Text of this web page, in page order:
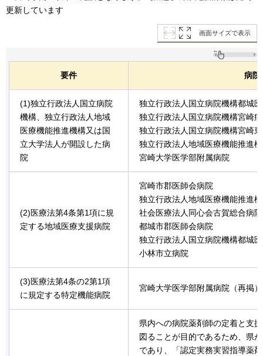
更新しています
画面サイズで表示
要件 病院
(1)独立行政法人国立病院
機構、独立行政法人地域
医療機能推進機構又は国
立大学法人が開設した病
院
独立行政法人国立病院機構都城
独立行政法人国立病院機構宮崎
独立行政法人国立病院機構宮崎
独立行政法人地域医療機能推進
宮崎大学医学部附属病院
(2)医療法第4条第1項に規
定する地域医療支援病院
宮崎市郡医師会病院
独立行政法人地域医療機能推進
社会医療法人同心会古賀総合病院
都城市郡医師会病院
独立行政法人国立病院機構都城
小林市立病院
(3)医療法第4条の2第1項
に規定する特定機能病院
宮崎大学医学部附属病院（再掲）
県内への病院薬剤師の定着と支
図ることが目的であるため、県
であり、「認定実務実習指導薬